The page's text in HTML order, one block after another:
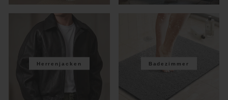
Herrenjacken Badezimmer